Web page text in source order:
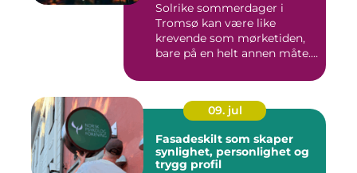
Solrike sommerdager i
Tromsø kan være like
krevende som mørketiden,
bare på en helt annen måte.
09. jul
Fasadeskilt som skaper
synlighet, personlighet og
trygg profil